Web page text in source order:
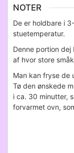
NOTER
De er holdbare i
stuetemperatur.
Denne portion
af hvor store
Man kan fryse de
Tø den ønskede
i ca. 30 minutter,
forvarmet ovn,